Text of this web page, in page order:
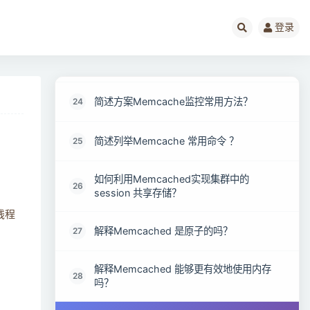
登录
程
Memcached节点失效时，应该如何处理 ？
24 简述方案Memcache监控常用方法？
25 简述列举Memcache 常用命令 ？
26
如何利用Memcached实现集群中的
session 共享存储？
27 解释Memcached 是原子的吗？
28
解释Memcached 能够更有效地使用内存
吗？